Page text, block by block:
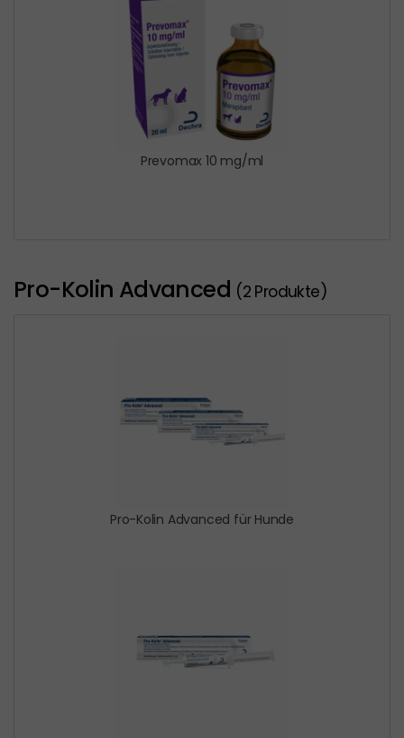
Prevomax 10 mg/ml
Pro-Kolin Advanced (2 Produkte)
Pro-Kolin Advanced für Hunde